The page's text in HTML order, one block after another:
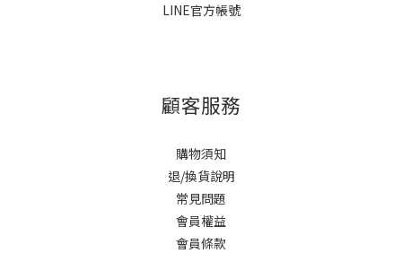
LINE官方帳號
顧客服務
購物須知
退/換貨說明
常見問題
會員權益
會員條款